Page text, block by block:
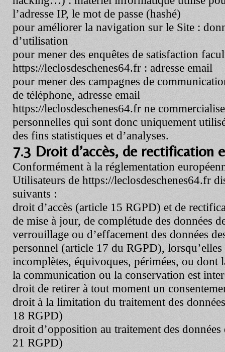
l’adresse IP, le mot de passe (hashé)
pour améliorer la navigation sur le Site :
d’utilisation
pour mener des enquêtes de satisfaction
https://leclosdeschenes64.fr : adresse email
pour mener des campagnes de
de téléphone, adresse email
https://leclosdeschenes64.fr ne
personnelles qui sont donc uniquement
des fins statistiques et d’analyses.
7.3 Droit d’accès, de rectification
Conformément à la réglementation
Utilisateurs de https://leclosdeschenes64.fr
suivants :
droit d’accès (article 15 RGPD) et de
de mise à jour, de complétude des données
verrouillage ou d’effacement des données
personnel (article 17 du RGPD), lorsqu’elles
incomplètes, équivoques, périmées, ou dont
la communication ou la conservation est
droit de retirer à tout moment un
droit à la limitation du traitement des
18 RGPD)
droit d’opposition au traitement des
21 RGPD)